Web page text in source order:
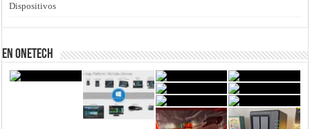
Dispositivos
En Onetech